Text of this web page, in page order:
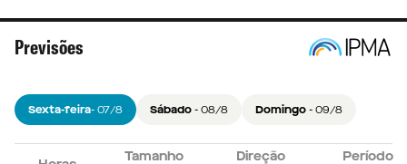
Previsões
Sexta-feira- 07/8 Sábado- 08/8 Domingo- 09/8
Tamanho
Direção
Período
Tamanho
Direção
Período
Tamanho
Direção
Período